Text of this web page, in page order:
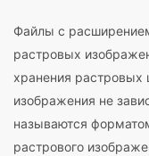
Файлы с
растровых
хранения
изображения не
называются
растрового